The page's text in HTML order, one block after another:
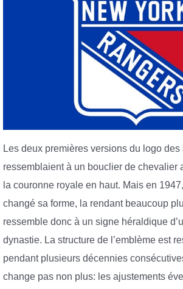
Les deux premières versions du logo
ressemblaient à un bouclier de chevalier
la couronne royale en haut. Mais en
changé sa forme, la rendant beaucoup
ressemble donc à un signe héraldique
dynastie. La structure de l’emblème est
pendant plusieurs décennies
change pas non plus: les ajustements